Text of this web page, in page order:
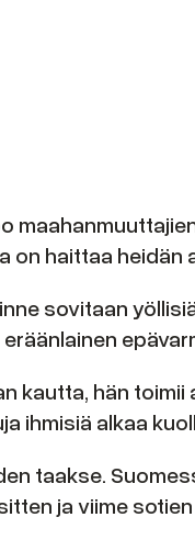
haittaa heidän
sovitaan
kautta, hän
ihmisiä alkaa
taakse.
ja viime